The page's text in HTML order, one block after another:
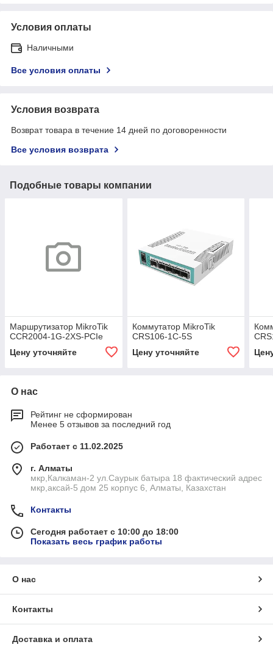
Условия оплаты
Наличными
Все условия оплаты
Условия возврата
Возврат товара в течение 14 дней по договоренности
Все условия возврата
Подобные товары компании
Маршрутизатор MikroTik
CCR2004-1G-2XS-PCIe
Цену уточняйте
Коммутатор MikroTik
CRS106-1C-5S
Цену уточняйте
О нас
Рейтинг не сформирован
Менее 5 отзывов за последний год
Работает с 11.02.2025
г. Алматы
мкр,Калкаман-2 ул.Саурык батыра 18 фактический адрес
мкр,аксай-5 дом 25 корпус 6, Алматы, Казахстан
Контакты
Сегодня работает с 10:00 до 18:00
Показать весь график работы
О нас
Контакты
Доставка и оплата